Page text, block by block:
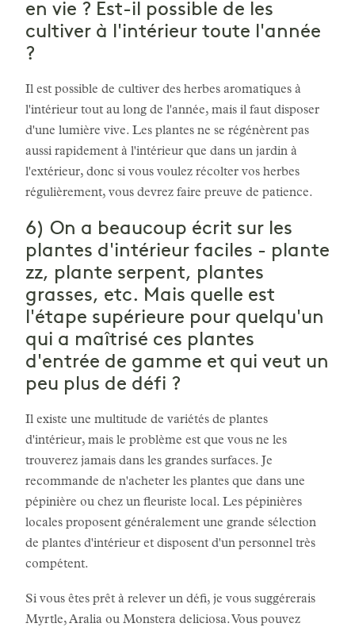
en vie ? Est-il possible de les
cultiver à l'intérieur toute l'année
?
Il est possible de cultiver des herbes aromatiques à
l'intérieur tout au long de l'année, mais il faut disposer
d'une lumière vive. Les plantes ne se régénèrent pas
aussi rapidement à l'intérieur que dans un jardin à
l'extérieur, donc si vous voulez récolter vos herbes
régulièrement, vous devrez faire preuve de patience.
6) On a beaucoup écrit sur les
plantes d'intérieur faciles - plante
zz, plante serpent, plantes
grasses, etc. Mais quelle est
l'étape supérieure pour quelqu'un
qui a maîtrisé ces plantes
d'entrée de gamme et qui veut un
peu plus de défi ?
Il existe une multitude de variétés de plantes
d'intérieur, mais le problème est que vous ne les
trouverez jamais dans les grandes surfaces. Je
recommande de n'acheter les plantes que dans une
pépinière ou chez un fleuriste local. Les pépinières
locales proposent généralement une grande sélection
de plantes d'intérieur et disposent d'un personnel très
compétent.
Si vous êtes prêt à relever un défi, je vous suggérerais
Myrtle, Aralia ou Monstera deliciosa. Vous pouvez